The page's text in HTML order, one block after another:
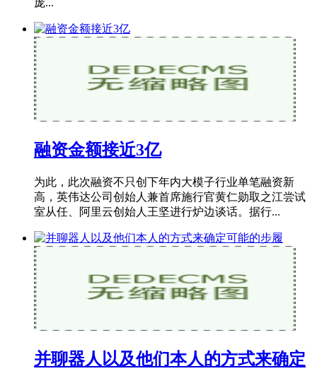
庞...
融资金额接近3亿
为此，此次融资不只创下年内大模子行业单笔融资新
高，英伟达公司创始人兼首席施行官黄仁勋取之江尝试
室从任、阿里云创始人王坚进行炉边谈话。据行...
并聊器人以及他们本人的方式来确定